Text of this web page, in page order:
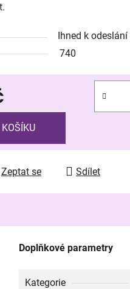
Ihned k odeslání
740
KOŠÍKU
Zeptat se Sdílet
Doplňkové parametry
Kategorie